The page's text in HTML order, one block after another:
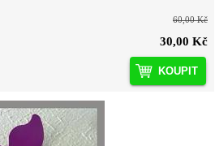
60,00 Kč
30,00 Kč
KOUPIT